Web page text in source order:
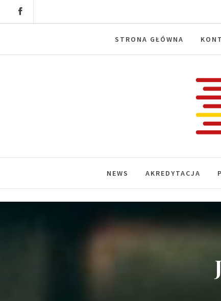
STRONA GŁÓWNA
NEWS AKREDYTACJA